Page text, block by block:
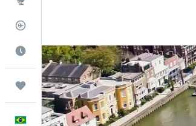
Quando ir
Trips
Português